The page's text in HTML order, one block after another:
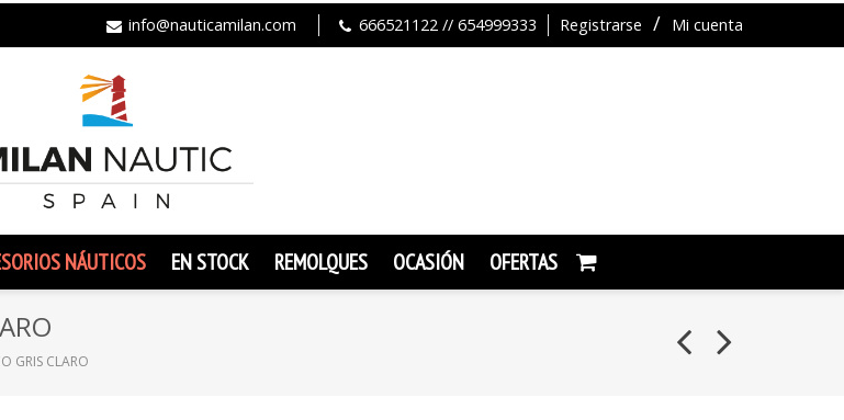
Registrarse Mi cuenta
info@nauticamilan.com 666521122 // 654999333
NÁUTICOS EN STOCK REMOLQUES OCASIÓN OFERTAS
GRIS CLARO